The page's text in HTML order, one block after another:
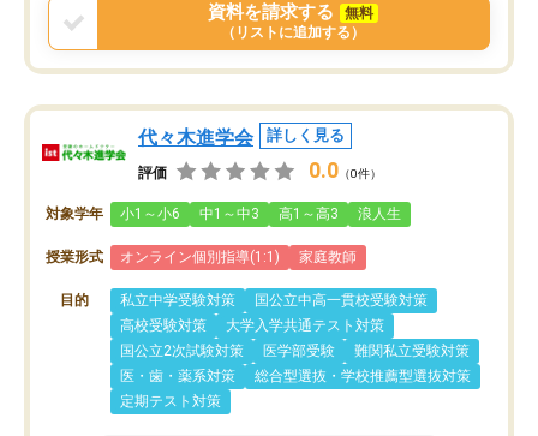
資料を請求する
無料
（リストに追加する）
代々木進学会 詳しく見る
評価 0.0 （0件）
対象学年 小1～小6 中1～中3 高1～高3 浪人生
授業形式 オンライン個別指導(1:1) 家庭教師
目的 私立中学受験対策
国公立中高一貫校受験対策
高校受験対策
大学入学共通テスト対策
国公立2次試験対策
医学部受験
難関私立受験対策
医・歯・薬系対策
総合型選抜・学校推薦型選抜対策
定期テスト対策